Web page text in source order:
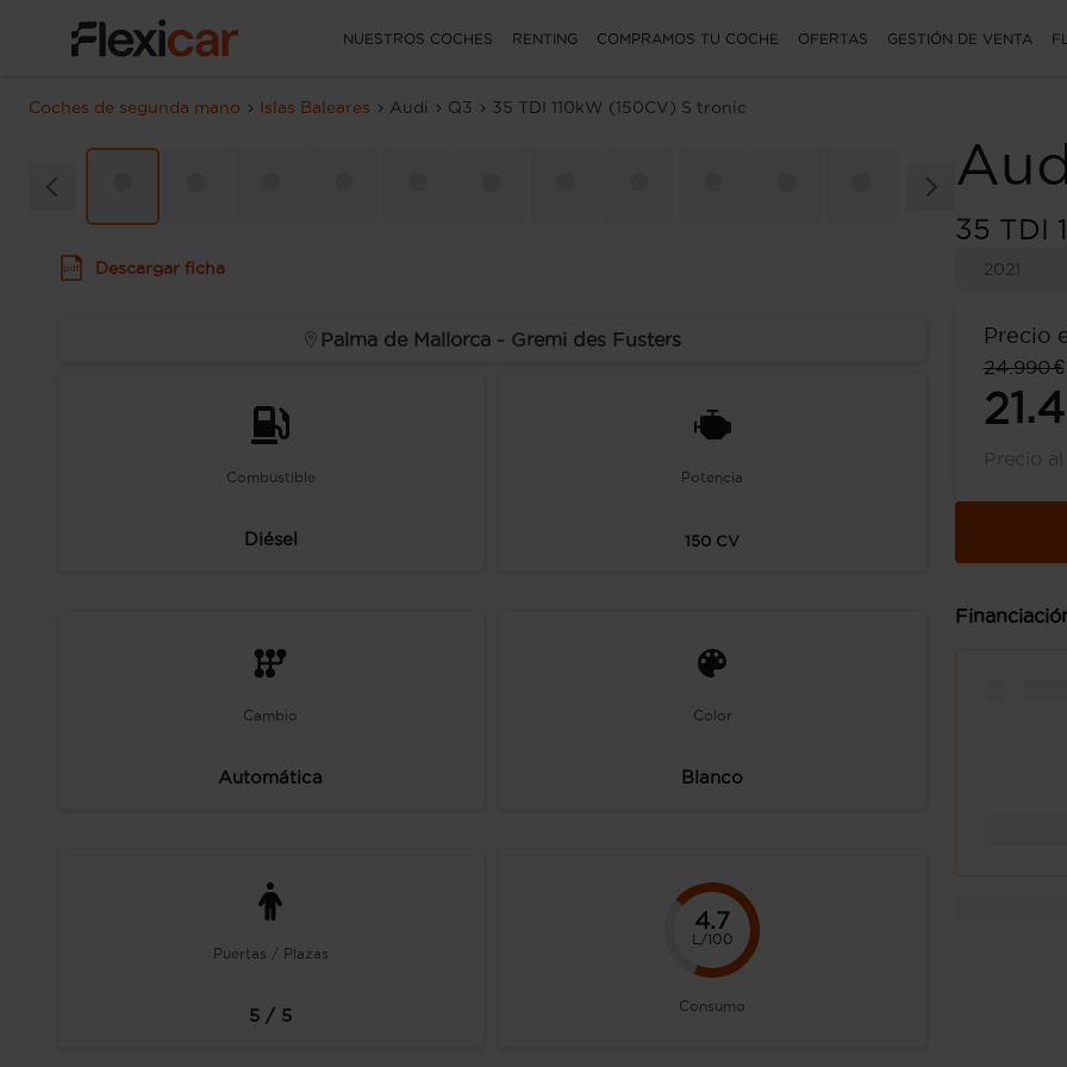
NUESTROS COCHES RENTING COMPRAMOS TU COCHE OFERTAS GESTIÓN DE VENTA
Coches de segunda mano Islas Baleares Audi Q3 35 TDI 110kW (150CV) S tronic
35 TDI
2021
Precio
24.990 €
Precio
Descargar ficha
Palma de Mallorca - Gremi des Fusters
Combustible
Diésel
Potencia
150 CV
Cambio
Automática
Color
Blanco
Puertas / Plazas
5 / 5
4.7
L/100
Consumo